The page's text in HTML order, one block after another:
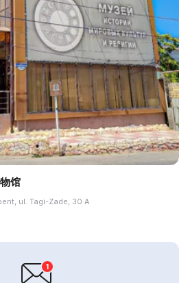
馆
ul. Tagi-Zade, 30 A